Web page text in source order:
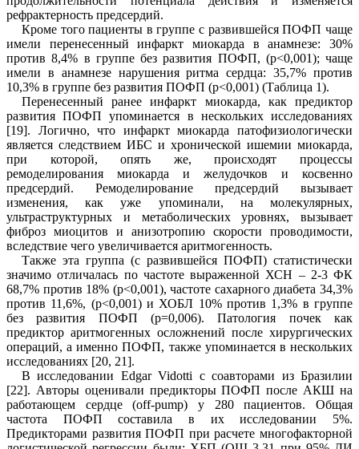
рефрактерность предсердий.
Кроме того пациенты в группе с развившейсяПОФП чаще
имели перенесенный инфаркт миокарда в анамнезе: 30%
против 8,4% в группе без развития ПОФП, (p<0,001); чаще
имели в анамнезе нарушения ритма сердца: 35,7% против
10,3% в группе без развития ПОФП (p<0,001) (Таблица 1).
Перенесенный ранее инфаркт миокарда, как предиктор
развития ПОФП упоминается в нескольких исследованиях
[19]. Логично, что инфаркт миокарда патофизиологически
является следствием ИБС и хронической ишемии миокарда,
при которой, опять же, происходят процессы
ремоделирования миокарда и желудочков и косвенно
предсердий. Ремоделирование предсердий вызывает
изменения, как уже упоминали, на молекулярных,
ультраструктурных и метаболических уровнях, вызывает
фиброз миоцитов и анизотропию скорости проводимости,
вследствие чего увеличивается аритмогенность.
Также эта группа (с развившейся ПОФП) статистически
значимо отличалась по частоте выраженной ХСН – 2-3 ФК
68,7% против 18% (p<0,001), частоте сахарного диабета 34,3%
против 11,6%, (p<0,001) и ХОБЛ 10% против 1,3% в группе
без развития ПОФП (p=0,006). Патология почек как
предиктор аритмогенных осложнений после хирургических
операций, а именно ПОФП, также упоминается в нескольких
исследованиях [20, 21].
В исследовании Edgar Vidotti с соавторами из Бразилии
[22]. Авторы оценивали предикторы ПОФП после АКШ на
работающем сердце (off‐pump) у 280 пациентов. Общая
частота ПОФП составила в их исследовании 5%.
Предикторами развития ПОФП при расчете многофакторной